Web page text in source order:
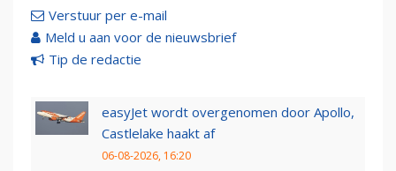
Verstuur per e-mail
Meld u aan voor de nieuwsbrief
Tip de redactie
easyJet wordt overgenomen door Apollo,
Castlelake haakt af
06-08-2026, 16:20